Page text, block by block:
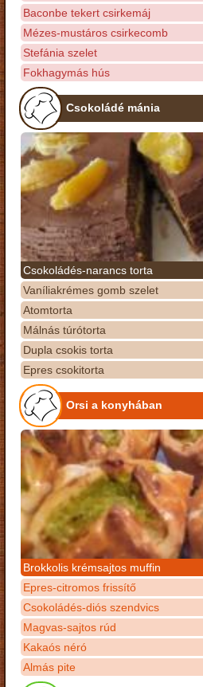
Baconbe tekert csirkemáj
Mézes-mustáros csirkecomb
Stefánia szelet
Fokhagymás hús
Csokoládé mánia
Csokoládés-narancs torta
Vaníliakrémes gomb szelet
Atomtorta
Málnás túrótorta
Dupla csokis torta
Epres csokitorta
Orsi a konyhában
Brokkolis krémsajtos muffin
Epres-citromos frissítő
Csokoládés-diós szendvics
Magvas-sajtos rúd
Kakaós néró
Almás pite